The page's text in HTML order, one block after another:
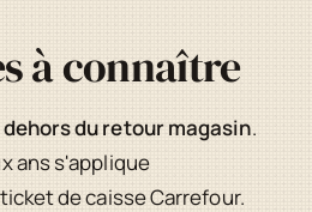
à connaître
du retour magasin.
ans s'applique
de caisse Carrefour.